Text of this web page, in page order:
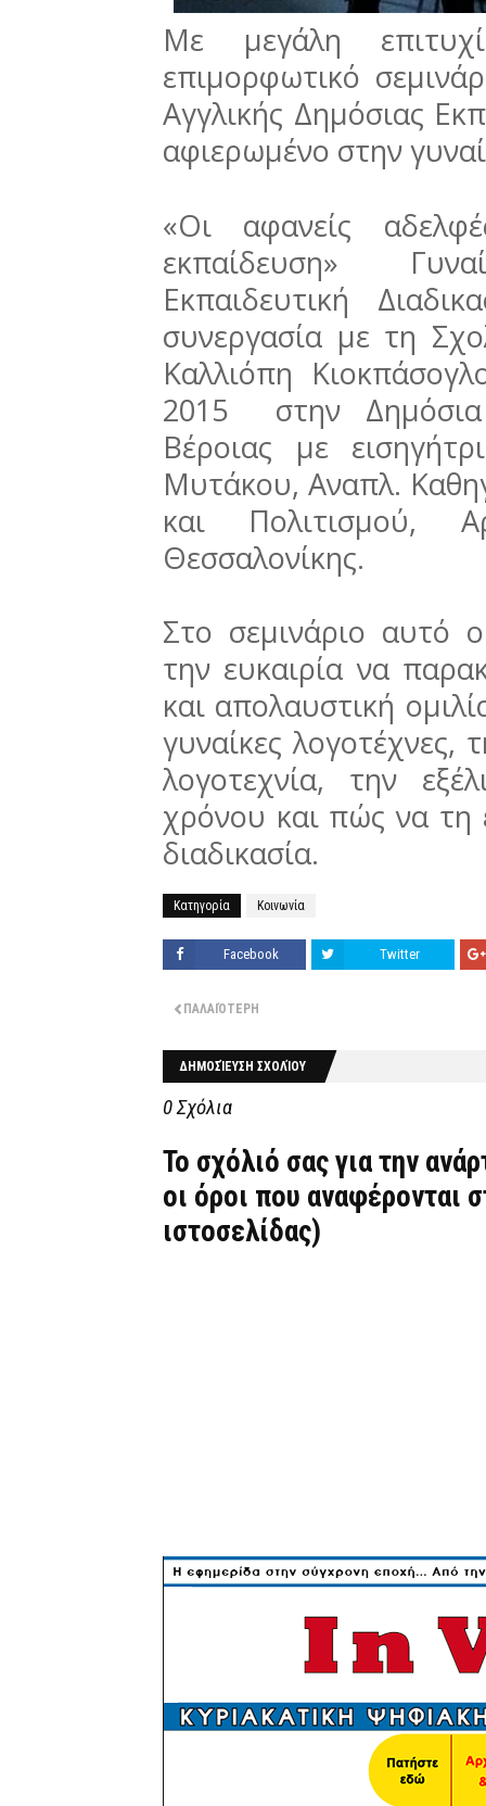
Με μεγάλη
επιμορφωτικό
Αγγλικής Δημόσιας
αφιερωμένο στην
«Οι αφανείς
εκπαίδευση»
Εκπαιδευτική
συνεργασία με τη
Καλλιόπη
2015 στην Δημόσια
Βέροιας με
Μυτάκου, Αναπλ.
και Πολιτισμού,
Θεσσαλονίκης.
Στο σεμινάριο αυτό
την ευκαιρία να
και απολαυστική
γυναίκες λογοτέχνες,
λογοτεχνία, την
χρόνου και πώς να τη
διαδικασία.
Κατηγορία Κοινωνία
Facebook Twitter
ΠΑΛΑΙΌΤΕΡΗ
ΔΗΜΟΣΊΕΥΣΗ ΣΧΟΛΊΟΥ
0 Σχόλια
Το σχόλιό σας για την
οι όροι που αναφέρονται
ιστοσελίδας)